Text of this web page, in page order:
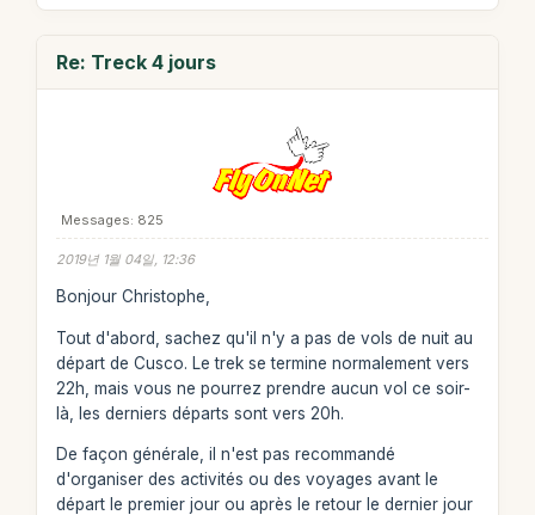
Re: Treck 4 jours
Messages: 825
2019년 1월 04일, 12:36
Bonjour Christophe,
Tout d'abord, sachez qu'il n'y a pas de vols de nuit au
départ de Cusco. Le trek se termine normalement vers
22h, mais vous ne pourrez prendre aucun vol ce soir-
là, les derniers départs sont vers 20h.
De façon générale, il n'est pas recommandé
d'organiser des activités ou des voyages avant le
départ le premier jour ou après le retour le dernier jour